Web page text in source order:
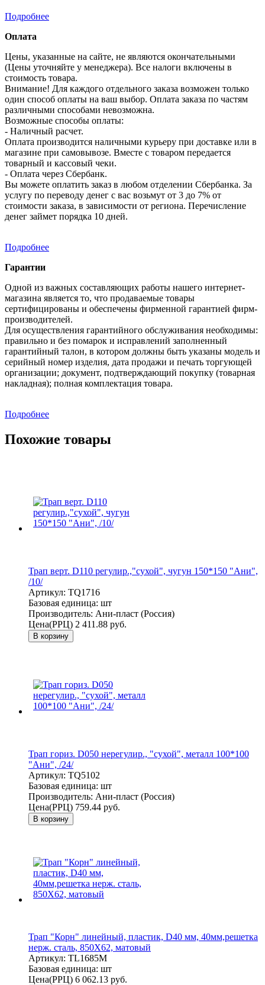
Подробнее
Оплата
Цены, указанные на сайте, не являются окончательными
(Цены уточняйте у менеджера). Все налоги включены в
стоимость товара.
Внимание! Для каждого отдельного заказа возможен только
один способ оплаты на ваш выбор. Оплата заказа по частям
различными способами невозможна.
Возможные способы оплаты:
- Наличный расчет.
Оплата производится наличными курьеру при доставке или в
магазине при самовывозе. Вместе с товаром передается
товарный и кассовый чеки.
- Оплата через Сбербанк.
Вы можете оплатить заказ в любом отделении Сбербанка. За
услугу по переводу денег с вас возьмут от 3 до 7% от
стоимости заказа, в зависимости от региона. Перечисление
денег займет порядка 10 дней.
Подробнее
Гарантии
Одной из важных составляющих работы нашего интернет-
магазина является то, что продаваемые товары
сертифицированы и обеспечены фирменной гарантией фирм-
производителей.
Для осуществления гарантийного обслуживания необходимы:
правильно и без помарок и исправлений заполненный
гарантийный талон, в котором должны быть указаны модель и
серийный номер изделия, дата продажи и печать торгующей
организации; документ, подтверждающий покупку (товарная
накладная); полная комплектация товара.
Подробнее
Похожие товары
Трап верт. D110 регулир.,"сухой", чугун 150*150 "Ани",
/10/
Артикул: TQ1716
Базовая единица: шт
Производитель: Ани-пласт (Россия)
Цена(РРЦ) 2 411.88 руб.
В корзину
Трап гориз. D050 нерегулир., "сухой", металл 100*100
"Ани", /24/
Артикул: TQ5102
Базовая единица: шт
Производитель: Ани-пласт (Россия)
Цена(РРЦ) 759.44 руб.
В корзину
Трап "Корн" линейный, пластик, D40 мм, 40мм,решетка
нерж. сталь, 850Х62, матовый
Артикул: TL1685M
Базовая единица: шт
Цена(РРЦ) 6 062.13 руб.